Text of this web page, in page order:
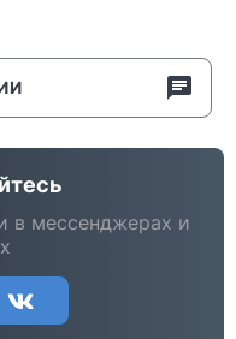
в мессенджерах и